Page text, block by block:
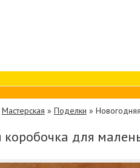
Мастерская » Поделки »
коробочка для